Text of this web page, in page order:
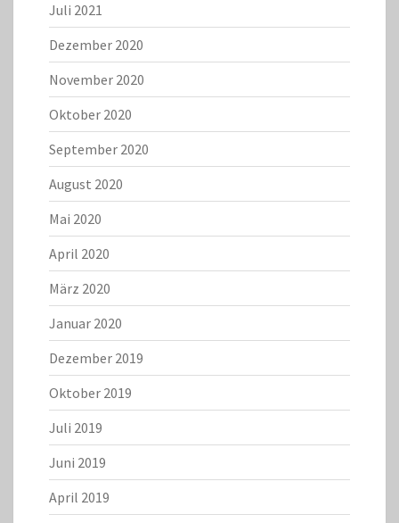
Juli 2021
Dezember 2020
November 2020
Oktober 2020
September 2020
August 2020
Mai 2020
April 2020
März 2020
Januar 2020
Dezember 2019
Oktober 2019
Juli 2019
Juni 2019
April 2019